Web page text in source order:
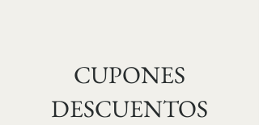
CUPONES
DESCUENTOS